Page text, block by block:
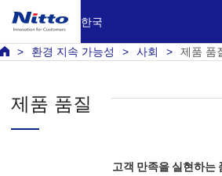
한국
환경 지속 가능성 사회 제품 품
제품 품질
고객 만족을 실현하는